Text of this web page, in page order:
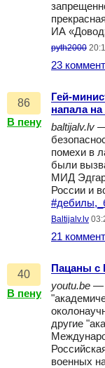
ИА
pyth2000
23
86
В пену
Гей-
напала
baltijalv.lv —
помехи в
были
МИД Эдгар
России и
Baltijalv.lv
21
40
В пену
Пацаны с
youtu.be —
другие
военных